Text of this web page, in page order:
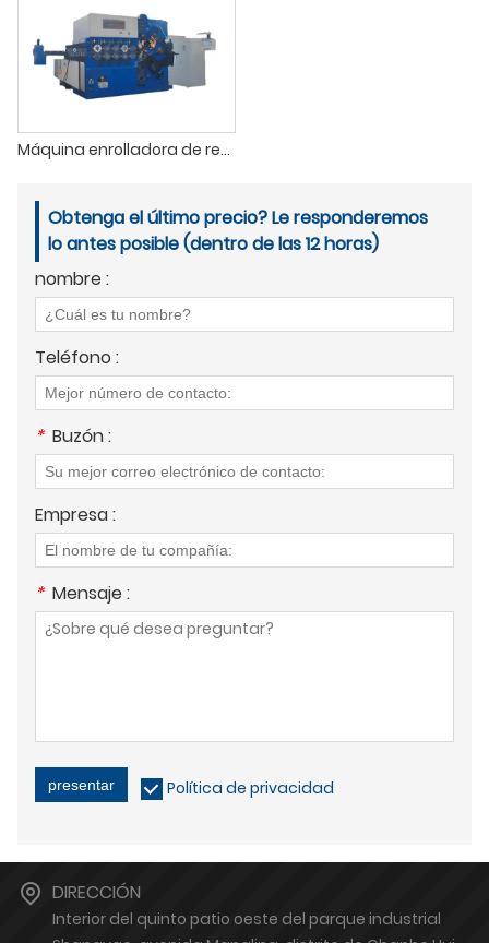
Máquina enrolladora de resortes CNC totalmente automática
Obtenga el último precio? Le responderemos
lo antes posible (dentro de las 12 horas)
nombre :
Teléfono :
* Buzón :
Empresa :
* Mensaje :
presentar Política de privacidad
DIRECCIÓN
Interior del quinto patio oeste del parque industrial